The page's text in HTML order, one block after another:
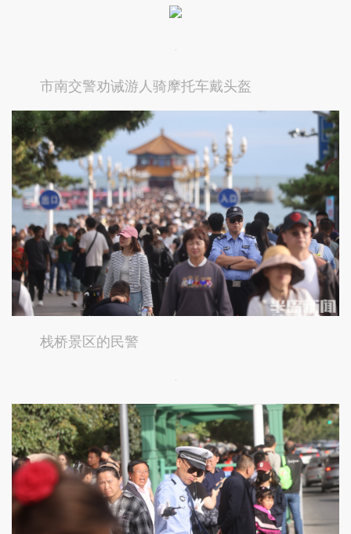
市南交警劝诫游人骑摩托车戴头盔
栈桥景区的民警